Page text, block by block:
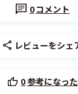
0コメント
レビューをシェ
0参考になった